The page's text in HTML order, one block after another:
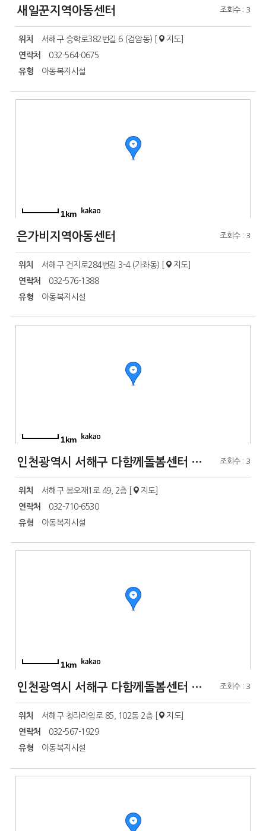
새일꾼지역아동센터 조회수 : 3
위치 서해구 승학로382번길 6 (검암동) [ 지도]
연락처
032-564-0675
유형
아동복지시설
1km
은가비지역아동센터 조회수 : 3
위치 서해구 건지로284번길 3-4 (가좌동) [ 지도]
연락처
032-576-1388
유형
아동복지시설
1km
인천광역시 서해구 다함께돌봄센터 2호점 조회수 : 3
위치 서해구 봉오재1로 49, 2층 [ 지도
연락처
032-710-6530
유형
아동복지시설
1km
인천광역시 서해구 다함께돌봄센터 4호점 조회수 : 3
위치 서해구 청라라임로 85, 102동 2층 [ 지도]
연락처
032-567-1929
유형
아동복지시설